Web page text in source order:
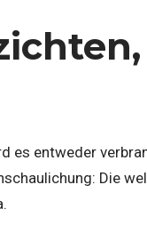
es entweder
Die